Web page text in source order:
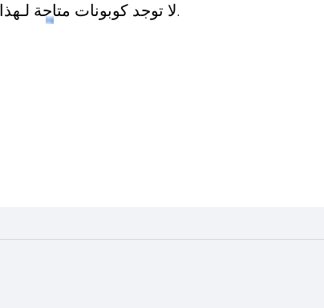
لا توجد كوبونات متاحة لـهذا المتجر حاليًا.